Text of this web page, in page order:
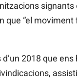
signants
que “el
d’un 2018 que